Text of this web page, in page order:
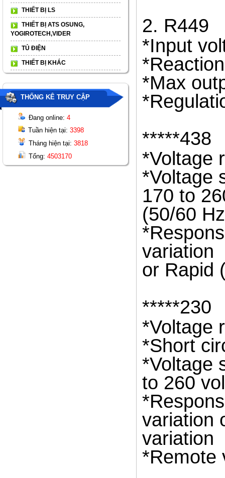
THIẾT BỊ LS
THIẾT BỊ ATS OSUNG,
YOGIROTECH,VIDER
TỦ ĐIỆN
THIẾT BỊ KHÁC
THỐNG KÊ TRUY CẬP
Đang online: 4
Tuần hiện tại: 3398
Tháng hiện tại: 3818
Tổng: 4503170
2. R449
*Input
*Max
*****438
*Voltage
*Voltage
170 to
(50/60
variation
or Rapid
*****230
*Voltage
*Short
*Voltage
to 260
variation
variation
*Remote